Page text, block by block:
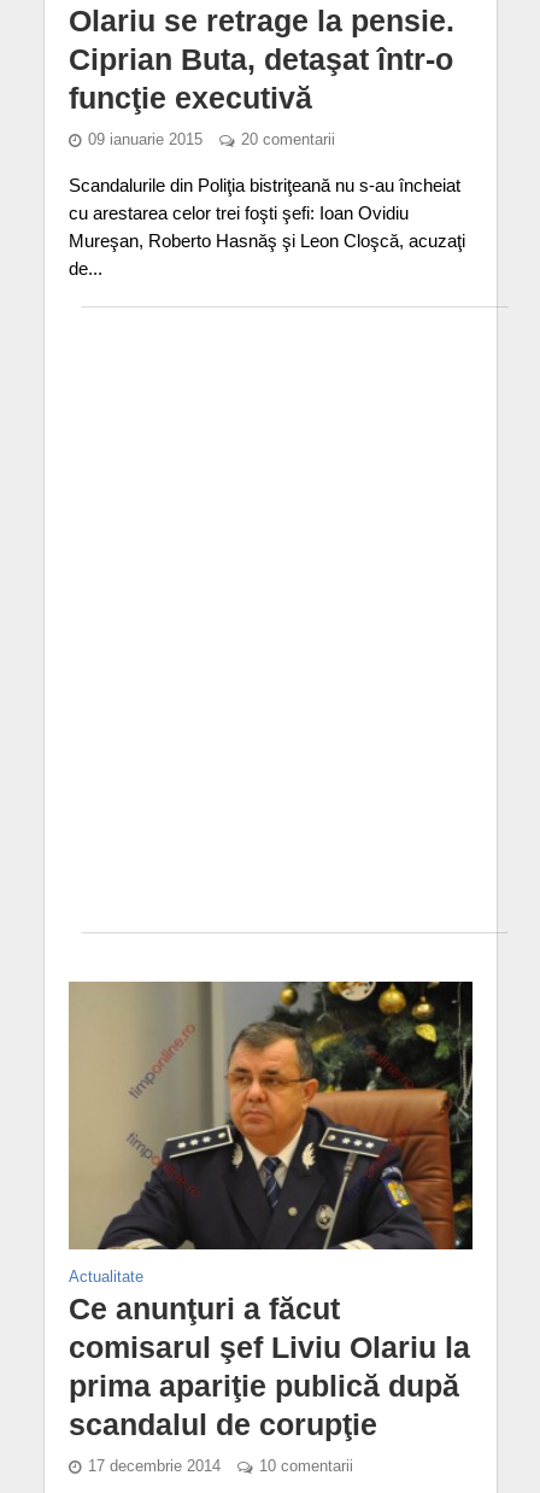
Olariu se retrage la pensie.
Ciprian Buta, detaşat într-o
funcţie executivă
09 ianuarie 2015 20 comentarii
Scandalurile din Poliţia bistriţeană nu s-au încheiat
cu arestarea celor trei foşti şefi: Ioan Ovidiu
Mureşan, Roberto Hasnăş şi Leon Cloşcă, acuzaţi
de...
Actualitate
Ce anunţuri a făcut
comisarul şef Liviu Olariu la
prima apariţie publică după
scandalul de corupţie
17 decembrie 2014 10 comentarii